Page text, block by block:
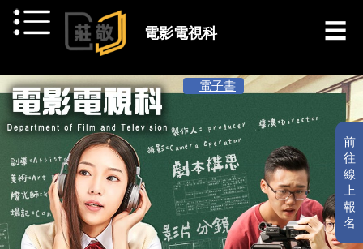
跳到主要內容
電影電視科
前
往
線
上
報
名
電子書